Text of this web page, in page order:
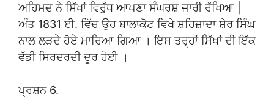
ਅਹਿਮਦ ਨੇ ਸਿੱਖਾਂ ਵਿਰੁੱਧ ਆਪਣਾ ਸੰਘਰਸ਼ ਜਾਰੀ ਰੱਖਿਆ |
ਅੰਤ 1831 ਈ. ਵਿੱਚ ਉਹ ਬਾਲਾਕੋਟ ਵਿਖੇ ਸ਼ਹਿਜ਼ਾਦਾ ਸ਼ੇਰ ਸਿੰਘ
ਨਾਲ ਲੜਦੇ ਹੋਏ ਮਾਰਿਆ ਗਿਆ । ਇਸ ਤਰ੍ਹਾਂ ਸਿੱਖਾਂ ਦੀ ਇੱਕ
ਵੱਡੀ ਸਿਰਦਰਦੀ ਦੂਰ ਹੋਈ ।
ਪ੍ਰਸ਼ਨ 6.